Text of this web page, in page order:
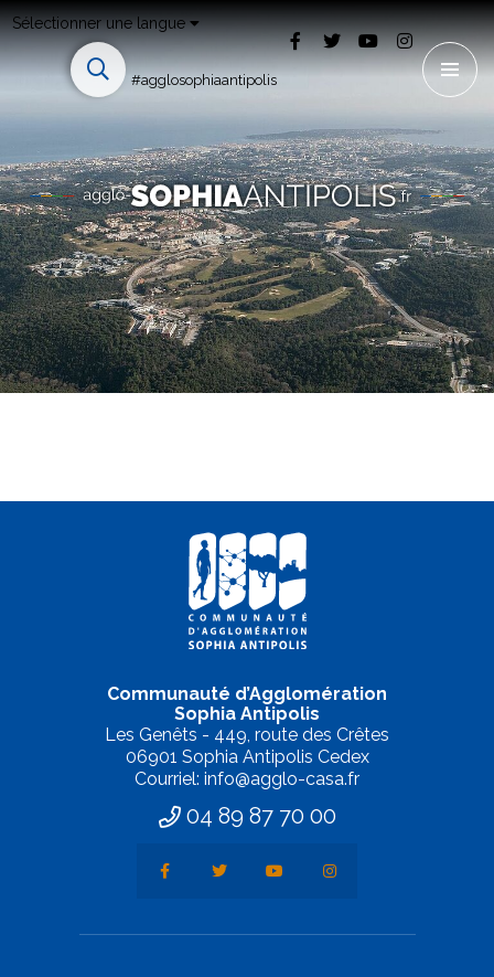
Sélectionner une langue
#agglosophiaantipolis
Communauté d’Agglomération
Sophia Antipolis
Les Genêts - 449, route des Crêtes
06901 Sophia Antipolis Cedex
Courriel: info@agglo-casa.fr
04 89 87 70 00